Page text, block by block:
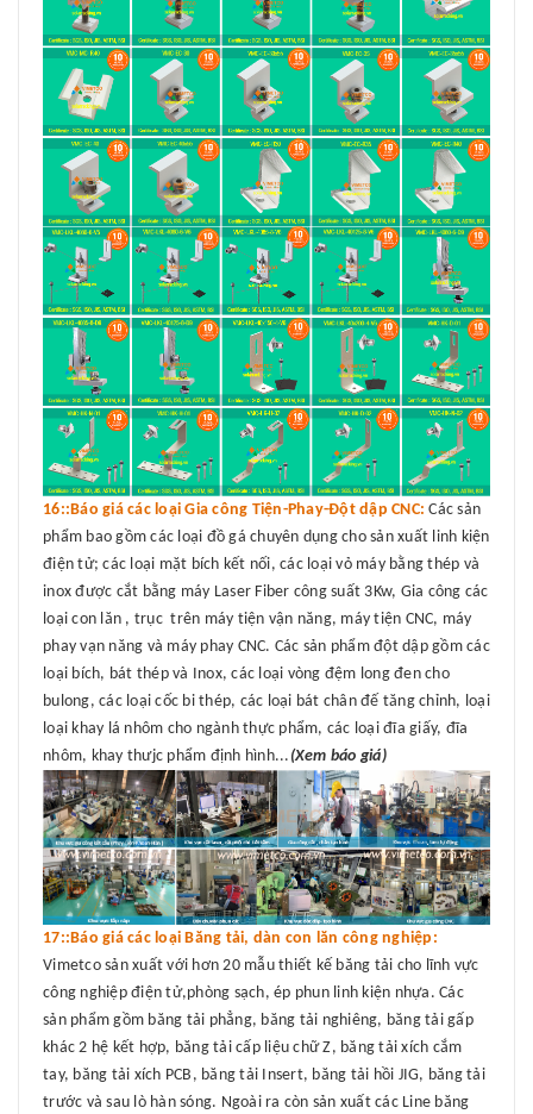
16::Báo giá các loại Gia công Tiện-Phay-Đột dập CNC: Các sản
phẩm bao gồm các loại đồ gá chuyên dụng cho sản xuất linh kiện
điện tử; các loại mặt bích kết nối, các loại vỏ máy bằng thép và
inox được cắt bằng máy Laser Fiber công suất 3Kw, Gia công các
loại con lăn , trục trên máy tiện vận năng, máy tiện CNC, máy
phay vạn năng và máy phay CNC. Các sản phẩm đột dập gồm các
loại bích, bát thép và Inox, các loại vòng đệm long đen cho
bulong, các loại cốc bi thép, các loại bát chân đế tăng chỉnh, loại
loại khay lá nhôm cho ngành thực phẩm, các loại đĩa giấy, đĩa
nhôm, khay thưjc phẩm định hình... (Xem báo giá)
17::Báo giá các loại Băng tải, dàn con lăn công nghiệp:
Vimetco sản xuất với hơn 20 mẫu thiết kế băng tải cho lĩnh vực
công nghiệp điện tử,phòng sạch, ép phun linh kiện nhựa. Các
sản phẩm gồm băng tải phẳng, băng tải nghiêng, băng tải gấp
khác 2 hệ kết hợp, băng tải cấp liệu chữ Z, băng tải xích cắm
tay, băng tải xích PCB, băng tải Insert, băng tải hồi JIG, băng tải
trước và sau lò hàn sóng. Ngoài ra còn sản xuất các Line băng